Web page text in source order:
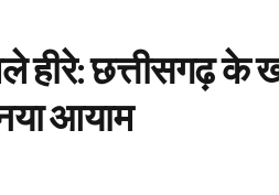
हीरे: छत्तीसगढ़ के
आयाम